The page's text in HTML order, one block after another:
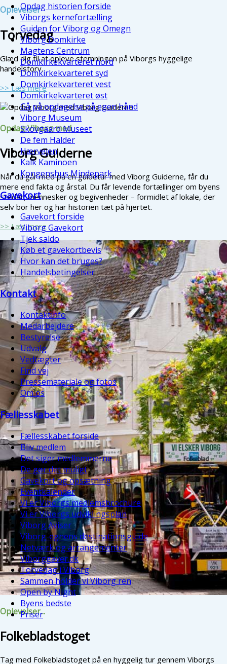
Opdag historien forside
Viborgs kernefortælling
Guiden for Viborg og Omegn
Viborg Domkirke
Magtens Centrum
Domkirkekvarteret nord
Domkirkekvarteret syd
Domkirkekvarteret vest
Domkirkekvarteret øst
Gå på opdagelse på egen hånd
Viborg Museum
Skovgaard Museet
De fem Halder
Hærvejen
Kalk Kaminoen
Kongenshus Mindepark
Gavekort
Gavekort forside
Viborg Gavekort
Tjek saldo
Køb et gavekortbevis
Hvor kan det bruges?
Handelsbetingelser
Kontakt
Kontaktinfo
Medarbejdere
Bestyrelse
Udvalg
Vedtægter
Find vej
Pressemateriale og fotos
Om os
Fællesskabet
Fællesskabet forside
Bliv medlem
Det siger medlemmerne
De gør det muligt
Gavekort og opsætning
Eventkalender
Vi er Viborgs medlemsbrochure
Vi er Viborgs udviklingsplan
Viborg Aviser
Viborg-egnens destinationsguide
Netværk og arrangementer
Viborggaver.dk
Torvedag i Viborg
Sammen holder vi Viborg ren
Open by Night
Byens bedste
Priser
Oplevelser
Torvedag
Glæd dig til at opleve stemningen på Viborgs hyggelige
handelstorv.
>> Læs mere
Opdag Viborg med
Viborg Guiderne
Når du går med på en guidetur med Viborg Guiderne, får du
mere end fakta og årstal. Du får levende fortællinger om byens
steder, mennesker og begivenheder – formidlet af lokale, der
selv bor her og har historien tæt på hjertet.
>> Læs mere
Oplevelser...
Folkebladstoget
Tag med Folkebladstoget på en hyggelig tur gennem Viborgs